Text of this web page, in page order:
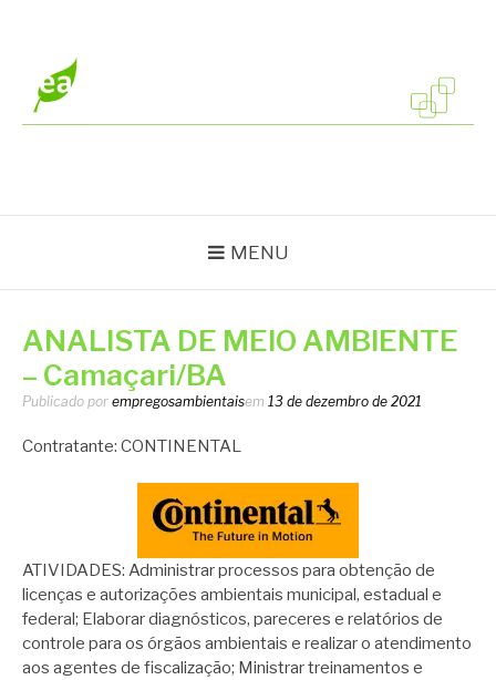
conteúdo
MENU
ANALISTA DE MEIO AMBIENTE
– Camaçari/BA
Publicado por empregosambientaisem 13 de dezembro de 2021
Contratante: CONTINENTAL
ATIVIDADES: Administrar processos para obtenção de
licenças e autorizações ambientais municipal, estadual e
federal; Elaborar diagnósticos, pareceres e relatórios de
controle para os órgãos ambientais e realizar o atendimento
aos agentes de fiscalização; Ministrar treinamentos e